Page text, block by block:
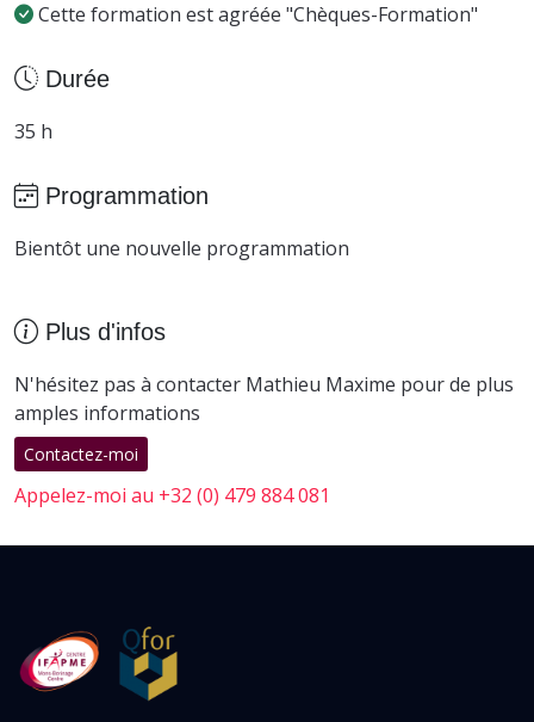
Cette formation est agréée "Chèques-Formation"
Durée
35 h
Programmation
Bientôt une nouvelle programmation
Plus d'infos
N'hésitez pas à contacter Mathieu Maxime pour de plus
amples informations
Contactez-moi
Appelez-moi au +32 (0) 479 884 081